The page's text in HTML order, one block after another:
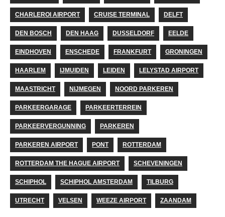
CHARLEROI AIRPORT CRUISE TERMINAL DELFT
DEN BOSCH DEN HAAG DUSSELDORF EELDE
EINDHOVEN ENSCHEDE FRANKFURT GRONINGEN
HAARLEM IJMUIDEN LEIDEN LELYSTAD AIRPORT
MAASTRICHT NIJMEGEN NOORD PARKEREN
PARKEERGARAGE PARKEERTERREIN
PARKEERVERGUNNING PARKEREN
PARKEREN AIRPORT PONT ROTTERDAM
ROTTERDAM THE HAGUE AIRPORT SCHEVENINGEN
SCHIPHOL SCHIPHOL AMSTERDAM TILBURG
UTRECHT VELSEN WEEZE AIRPORT ZAANDAM